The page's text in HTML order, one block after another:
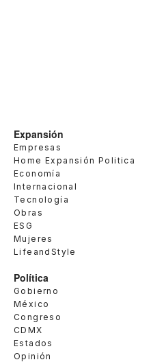
Expansión
Empresas
Home Expansión Politica
Economía
Internacional
Tecnología
Obras
ESG
Mujeres
LifeandStyle
Política
Gobierno
México
Congreso
CDMX
Estados
Opinión